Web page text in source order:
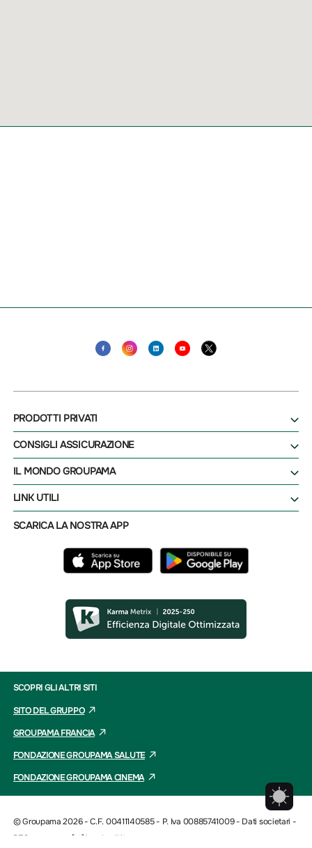
PRODOTTI PRIVATI
CONSIGLI ASSICURAZIONE
IL MONDO GROUPAMA
LINK UTILI
SCARICA LA NOSTRA APP
SCOPRI GLI ALTRI SITI
SITO DEL GRUPPO
GROUPAMA FRANCIA
FONDAZIONE GROUPAMA SALUTE
FONDAZIONE GROUPAMA CINEMA
© Groupama 2026 - C.F. 00411140585 - P. Iva 00885741009 - Dati societari -
PEC: groupama [at] legalmail.it